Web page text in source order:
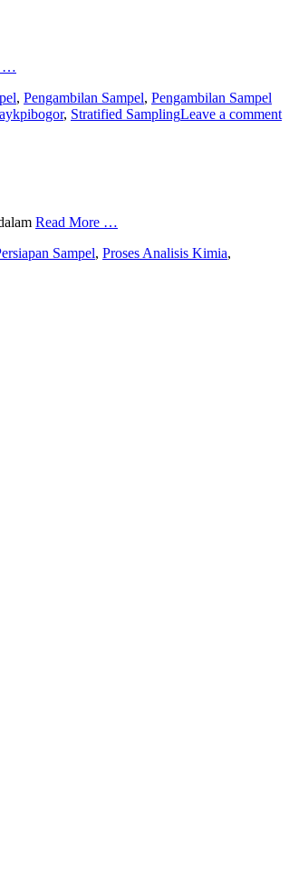
…
, Pengambilan Sampel, Pengambilan Sampel
, Stratified SamplingLeave a comment
Read More …
Sampel, Proses Analisis Kimia,